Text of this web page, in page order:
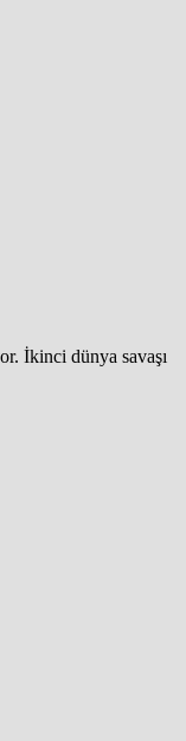
İkinci dünya savaşı